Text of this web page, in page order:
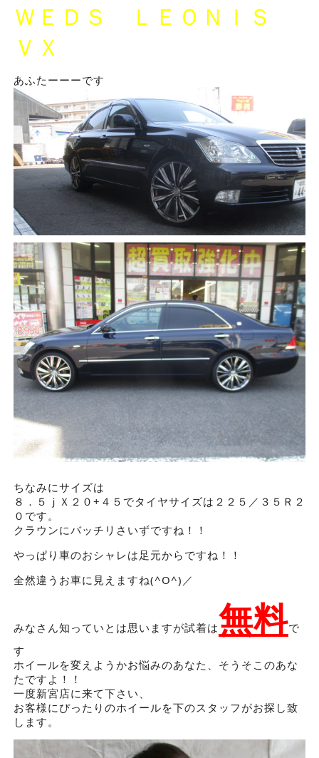
ＷＥＤＳ ＬＥＯＮＩＳ
ＶＸ
あふたーーーです
ちなみにサイズは
８．５ｊＸ２０+４５でタイヤサイズは２２５／３５Ｒ２
０です。
クラウンにバッチリさいずですね！！
やっぱり車のおシャレは足元からですね！！
全然違うお車に見えますね(^O^)／
みなさん知っていとは思いますが試着は無料で
す
ホイールを変えようかお悩みのあなた、そうそこのあな
たですよ！！
一度新宮店に来て下さい、
お客様にぴったりのホイールを下のスタッフがお探し致
します。